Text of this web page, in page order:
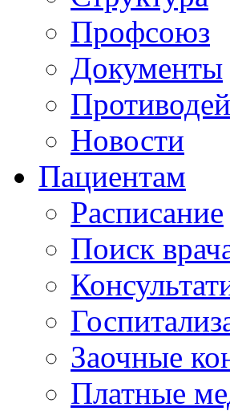
Профсоюз
Документы
Новости
Пациентам
Расписание
Поиск
Заочные
Платные